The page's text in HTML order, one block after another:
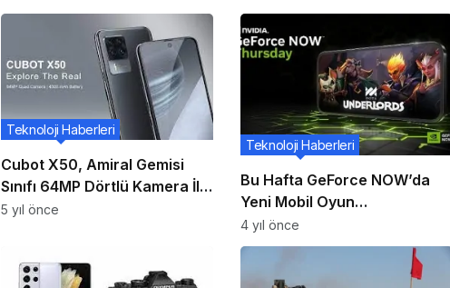
Cubot X50, Amiral Gemisi
Sınıfı 64MP Dörtlü Kamera İle
Resmiyet Kazandı
Teknoloji Haberleri
5 yıl önce
Bu Hafta GeForce NOW’da
Yeni Mobil Oyun
Kontrolleriyle Harekete Geçin
Teknoloji Haberleri
4 yıl önce